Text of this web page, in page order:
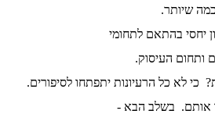
שיותר.
יחסי בהתאם לתחומי
ותחום העיסוק.
כי לא כל הרעיונות יתפתחו לסיפורים.
אותם. בשלב הבא -